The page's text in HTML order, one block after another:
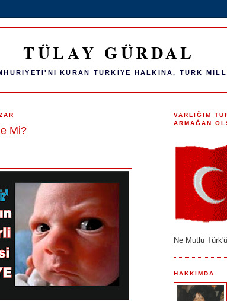
TÜLAY GÜRDAL
KURAN TÜRKİYE HALKINA, TÜRK
Mi?
VARLIĞIM
ARMAĞAN
Ne Mutlu
HAKKIMDA